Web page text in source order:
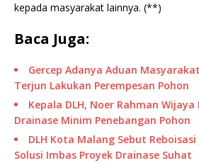
kepada masyarakat lainnya. (**)
Baca Juga:
Gercep Adanya Aduan
Terjun Lakukan Perempesan Pohon
Kepala DLH, Noer Rahman
Drainase Minim Penebangan Pohon
DLH Kota Malang Sebut
Solusi Imbas Proyek Drainase Suhat